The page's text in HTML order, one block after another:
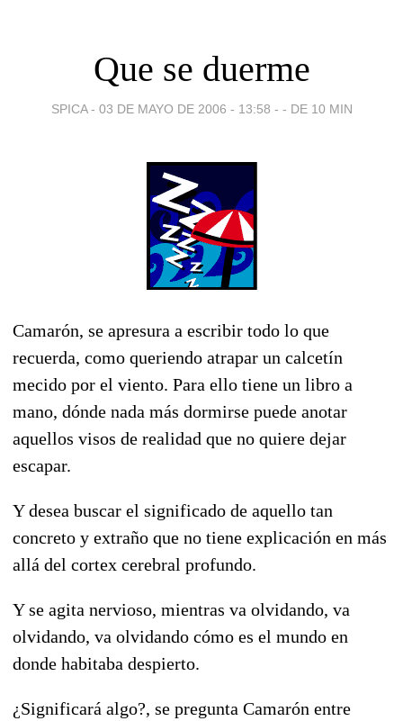
Que se duerme
SPICA - 03 DE MAYO DE 2006 - 13:58 - - DE 10 MIN
Camarón, se apresura a escribir todo lo que
recuerda, como queriendo atrapar un calcetín
mecido por el viento. Para ello tiene un libro a
mano, dónde nada más dormirse puede anotar
aquellos visos de realidad que no quiere dejar
escapar.
Y desea buscar el significado de aquello tan
concreto y extraño que no tiene explicación en más
allá del cortex cerebral profundo.
Y se agita nervioso, mientras va olvidando, va
olvidando, va olvidando cómo es el mundo en
donde habitaba despierto.
¿Significará algo?, se pregunta Camarón entre